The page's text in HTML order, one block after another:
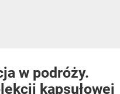
w podróży.
kapsułowej